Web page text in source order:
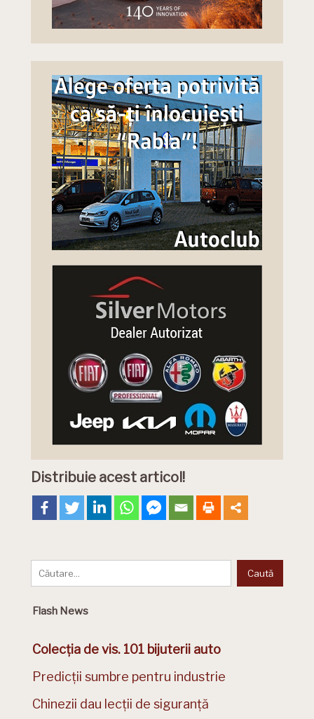
Distribuie acest articol!
Flash News
Colecția de vis. 101 bijuterii auto
Predicții sumbre pentru industrie
Chinezii dau lecții de siguranță